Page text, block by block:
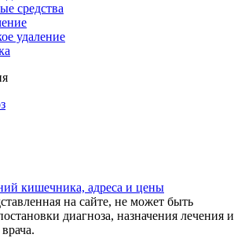
средства
удаление
кишечника, адреса и цены
на сайте, не может быть
диагноза, назначения лечения и